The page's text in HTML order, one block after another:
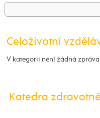
Celoživotní
V kategorii není žádná zpráva.
Katedra